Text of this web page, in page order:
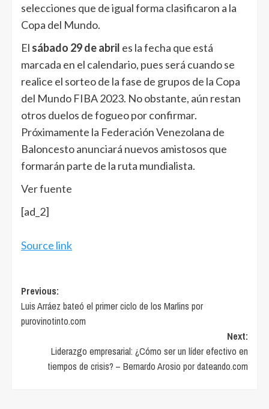
selecciones que de igual forma clasificaron a la
Copa del Mundo.
El sábado 29 de abril es la fecha que está
marcada en el calendario, pues será cuando se
realice el sorteo de la fase de grupos de la Copa
del Mundo FIBA 2023. No obstante, aún restan
otros duelos de fogueo por confirmar.
Próximamente la Federación Venezolana de
Baloncesto anunciará nuevos amistosos que
formarán parte de la ruta mundialista.
Ver fuente
[ad_2]
Source link
Post
navigation
Previous:
Luis Arráez bateó el primer ciclo de los Marlins por
purovinotinto.com
Next:
Liderazgo empresarial: ¿Cómo ser un líder efectivo en
tiempos de crisis? – Bernardo Arosio por dateando.com